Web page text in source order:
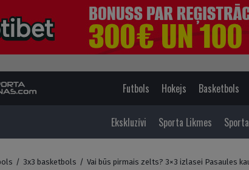
Futbols Hokejs Basketbols
Ekskluzīvi Sporta Likmes
/ 3x3 basketbols / Vai būs pirmais zelts? 3×3 izlasei Pasaules